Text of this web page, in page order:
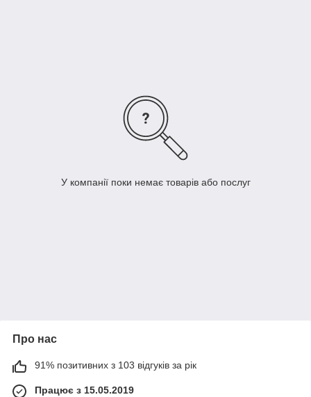
У компанії поки немає товарів або послуг
Про нас
91% позитивних з 103 відгуків за рік
Працює з 15.05.2019